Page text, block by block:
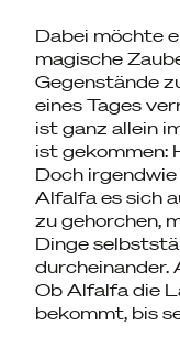
Dabei möchte
magische
Gegenstände
eines Tages
ist ganz allein
ist gekommen:
Doch
Alfalfa es sich
zu gehorchen,
Dinge
durcheinander.
Ob Alfalfa die
bekommt, bis